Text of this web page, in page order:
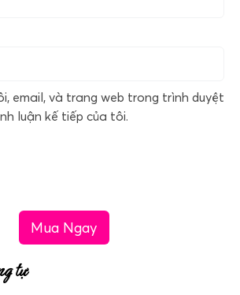
email, và trang web trong trình duyệt
luận kế tiếp của tôi.
Mua Ngay
tự